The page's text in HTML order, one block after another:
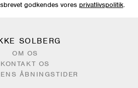
godkendes vores privatlivspolitik.
SOLBERG
OM OS
KONTAKT OS
ÅBNINGSTIDER